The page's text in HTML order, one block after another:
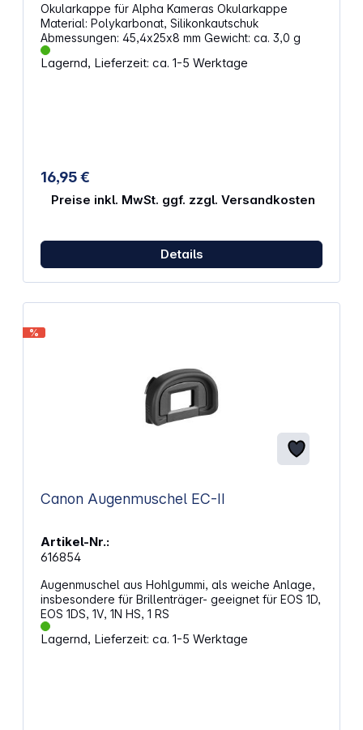
Okularkappe für Alpha Kameras Okularkappe
Material: Polykarbonat, Silikonkautschuk
Abmessungen: 45,4x25x8 mm Gewicht: ca. 3,0 g
Lagernd, Lieferzeit: ca. 1-5 Werktage
16,95 €
Preise inkl. MwSt. ggf. zzgl. Versandkosten
Details
%
Canon Augenmuschel EC-II
Artikel-Nr.:
616854
Augenmuschel aus Hohlgummi, als weiche Anlage,
insbesondere für Brillenträger- geeignet für EOS 1D,
EOS 1DS, 1V, 1N HS, 1 RS
Lagernd, Lieferzeit: ca. 1-5 Werktage